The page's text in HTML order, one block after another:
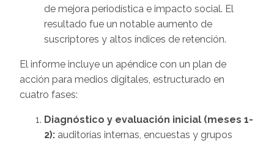
de mejora periodística e impacto social. El
resultado fue un notable aumento de
suscriptores y altos índices de retención.
El informe incluye un apéndice con un plan de
acción para medios digitales, estructurado en
cuatro fases:
Diagnóstico y evaluación inicial (meses 1-
2): auditorías internas, encuestas y grupos